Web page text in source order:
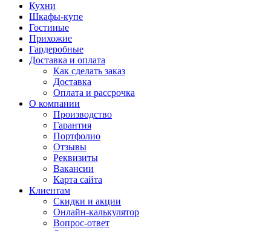
Кухни
Шкафы-купе
Гостиные
Прихожие
Гардеробные
Доставка и оплата
Как сделать заказ
Доставка
Оплата и рассрочка
О компании
Производство
Гарантия
Портфолио
Отзывы
Реквизиты
Вакансии
Карта сайта
Клиентам
Скидки и акции
Онлайн-калькулятор
Вопрос-ответ